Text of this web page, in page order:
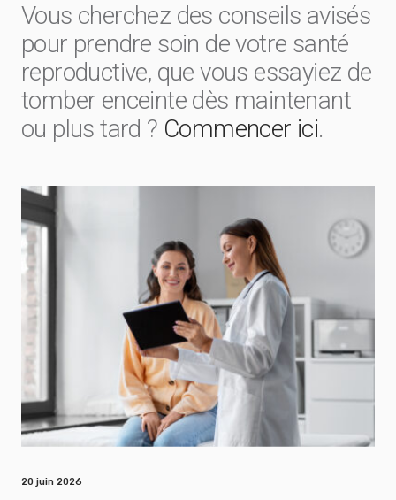
Vous cherchez des conseils avisés
pour prendre soin de votre santé
reproductive, que vous essayiez de
tomber enceinte dès maintenant
ou plus tard ? Commencer ici.
20 juin 2026